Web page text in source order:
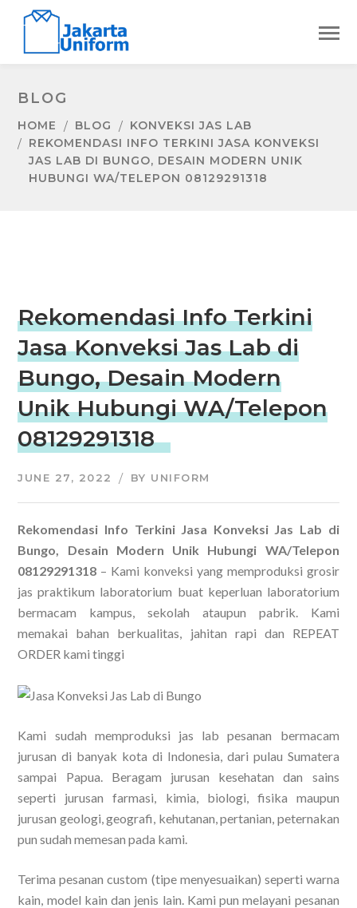
BLOG
HOME BLOG
KONVEKSI JAS LAB
REKOMENDASI INFO TERKINI JASA KONVEKSI
JAS LAB DI BUNGO, DESAIN MODERN UNIK
HUBUNGI WA/TELEPON 08129291318
Rekomendasi Info Terkini
Jasa Konveksi Jas Lab di
Bungo, Desain Modern
Unik Hubungi WA/Telepon
08129291318
JUNE 27, 2022 BY UNIFORM
Rekomendasi Info Terkini Jasa Konveksi Jas Lab di
Bungo, Desain Modern Unik Hubungi WA/Telepon
08129291318 – Kami konveksi yang memproduksi grosir
jas praktikum laboratorium buat keperluan laboratorium
bermacam kampus, sekolah ataupun pabrik. Kami
memakai bahan berkualitas, jahitan rapi dan REPEAT
ORDER kami tinggi
Kami sudah memproduksi jas lab pesanan bermacam
jurusan di banyak kota di Indonesia, dari pulau Sumatera
sampai Papua. Beragam jurusan kesehatan dan sains
seperti jurusan farmasi, kimia, biologi, fisika maupun
jurusan geologi, geografi, kehutanan, pertanian, peternakan
pun sudah memesan pada kami.
Terima pesanan custom (tipe menyesuaikan) seperti warna
kain, model kain dan jenis lain. Kami pun melayani pesanan